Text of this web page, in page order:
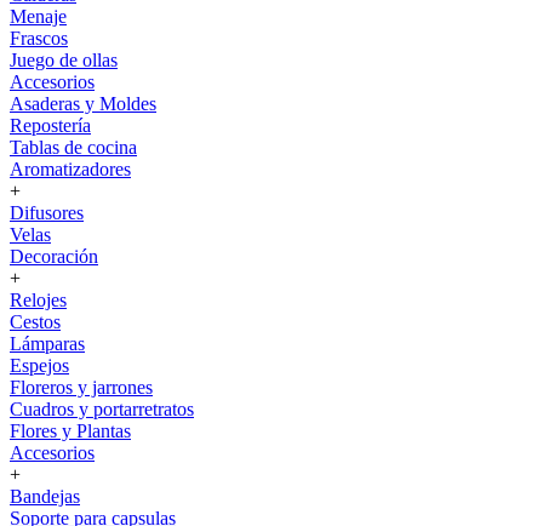
Menaje
Frascos
Juego de ollas
Accesorios
Asaderas y Moldes
Repostería
Tablas de cocina
Aromatizadores
+
Difusores
Velas
Decoración
+
Relojes
Cestos
Lámparas
Espejos
Floreros y jarrones
Cuadros y portarretratos
Flores y Plantas
Accesorios
+
Bandejas
Soporte para capsulas